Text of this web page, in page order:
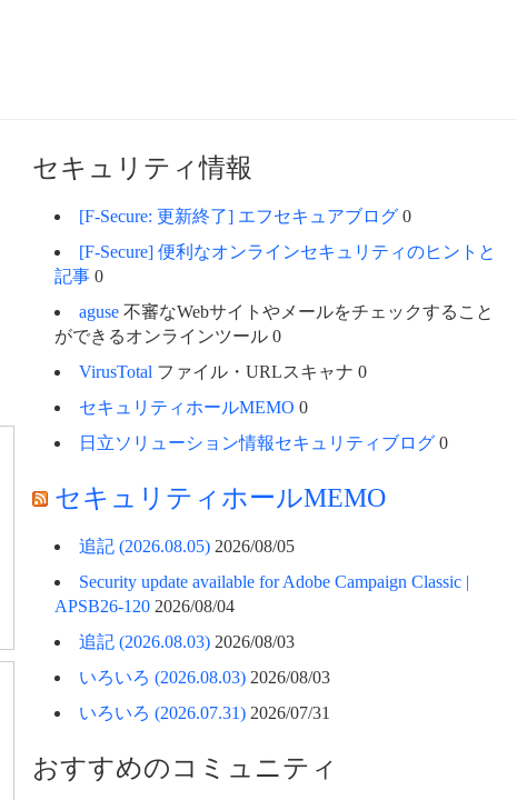
セキュリティ情報
[F-Secure: 更新終了] エフセキュアブログ 0
[F-Secure] 便利なオンラインセキュリティのヒントと
記事 0
aguse 不審なWebサイトやメールをチェックすること
ができるオンラインツール 0
VirusTotal ファイル・URLスキャナ 0
セキュリティホールMEMO 0
日立ソリューション情報セキュリティブログ 0
セキュリティホールMEMO
追記 (2026.08.05) 2026/08/05
Security update available for Adobe Campaign Classic |
APSB26-120 2026/08/04
追記 (2026.08.03) 2026/08/03
いろいろ (2026.08.03) 2026/08/03
いろいろ (2026.07.31) 2026/07/31
おすすめのコミュニティ